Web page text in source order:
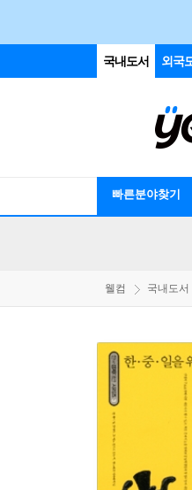
국내도서 외국
빠른분야찾기
웰컴 국내도서